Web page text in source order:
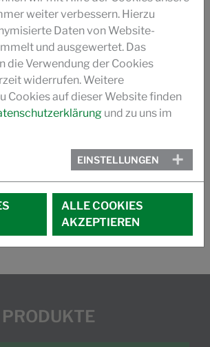
weiter verbessern. Hierzu
Daten von Website-
und ausgewertet. Das
die Verwendung der Cookies
widerrufen. Weitere
Cookies auf dieser Website finden
und zu uns im
EINSTELLUNGEN
ALLE COOKIES
AKZEPTIEREN